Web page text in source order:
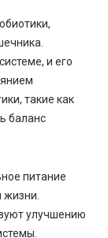
и его
такие как
баланс
питание
улучшению